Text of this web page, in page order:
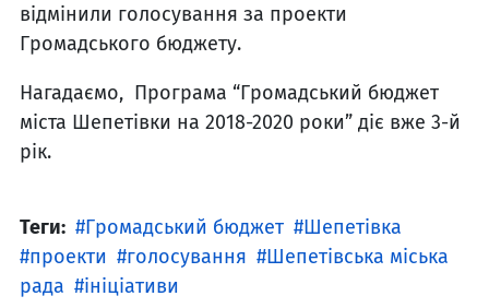
відмінили голосування за проекти
Громадського бюджету.
Нагадаємо, Програма “Громадський бюджет
міста Шепетівки на 2018-2020 роки” діє вже 3-й
рік.
Теги: Громадський бюджет
Шепетівка
проекти
голосування
Шепетівська міська
рада
ініціативи